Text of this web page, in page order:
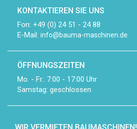
KONTAKTIEREN SIE UNS
Fon: +49 (0) 24 51 - 24 88
E-Mail: info@bauma-maschinen.de
ÖFFNUNGSZEITEN
Mo. - Fr.: 7:00 - 17:00 Uhr
Samstag: geschlossen